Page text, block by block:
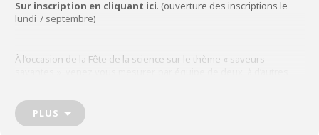
Sur inscription en cliquant ici. (ouverture des inscriptions le
lundi 7 septembre)
À l’occasion de la Fête de la science sur le thème « saveurs
PLUS